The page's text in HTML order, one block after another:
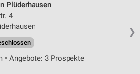
❯
Plüderhausen
4
• Angebote: 3 Prospekte